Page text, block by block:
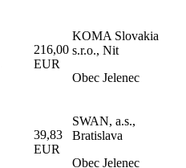
216,00
EUR
KOMA Slovakia
s.r.o., Nit
Obec Jelenec
39,83
EUR
SWAN, a.s.,
Bratislava
Obec Jelenec